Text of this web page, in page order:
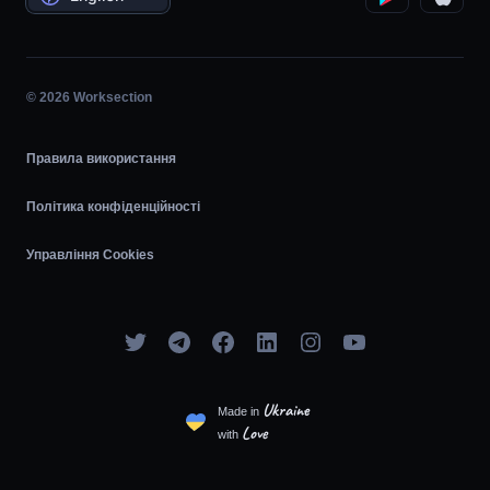
© 2026 Worksection
Правила використання
Політика конфіденційності
Управління Cookies
Made in Ukraine
with Love